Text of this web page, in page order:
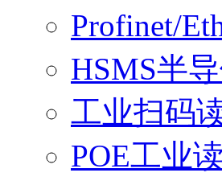
Profinet/
HSMS半
工业扫码
POE工业